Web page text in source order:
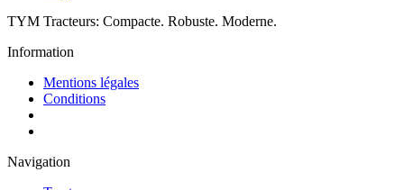
TYM Tracteurs: Compacte. Robuste. Moderne.
Information
Mentions légales
Conditions
Navigation